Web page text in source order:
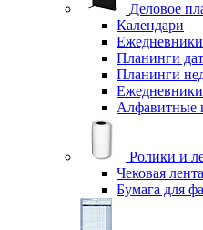
Деловое
Календари
Планинги
Планинги
Алфавитные
Ролики и
Чековая
Бумага для